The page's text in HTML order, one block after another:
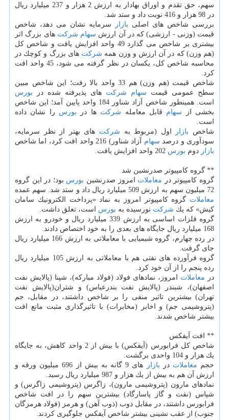
سهم، حق تقدم و اوراق بهادار به ارزش 2 هزار و 237 میلیارد ریال
در 98 هزار و 416 نوبت داد و ستد شد.
بررسی شاخص های اصلی بازار
سرمایه نشان می دهد، شاخص
قیمت (وزنی - ارزشی) كه در آن ارزش سهام شركت های بزرگ اثر
بیشتری بر شاخص می گذارد 49 واحد افزایش یافت و شاخص كل
(هم وزن) كه در آن ارزش و وزن همه شركت های بزرگ و كوچك در
محاسبه شاخص كل، یكسان در نظر گرفته می شود، 45 واحد افت
كرد.
شاخص قیمت (هم وزن) هم 33 واحد بالا رفت؛ این شاخص مبین
سطح عمومی قیمت سهام شركت های پذیرفته شده در بورس
است. همینطور شاخص آزاد شناور 184 واحد پایین آمد؛ این شاخص
بخشی از سهام قابل معامله شركت ها در بورس را نشان داده
است.
شاخص بازار اول (مربوط به شركت های بهتر از نظر سرمایه،
سودآوری و درصد سهام آزاد شناور) 216 واحد افت كرد، اما شاخص
بازار دوم بورس
** گروه كامپیوتر صدرنشین شد
گروه كامپیوتر در معاملات امروز صدرنشین بورس بود؛ در این گروه
72 میلیون سهم به ارزش 509 میلیارد ریال داد و ستد شد. سهم عمده
معاملات گروه كامپیوتر امروز به نماد «پرداخت الكترونیك سامان
كیش» كه یك شركت نورسیده به بورس است، تعلق داشت.
گروه فلزات اساسی به ارزش 339 میلیارد ریال و خودرو به ارزش
168 میلیارد ریال جایگاه های بعدی را به خود اختصاص دادند.
در رده چهارم، گروه شیمیایی با معاملاتی به ارزش 166 میلیارد ریال
جای گرفت.
گروه فرآورده های نفتی هم با معاملاتی به ارزش 105 میلیارد ریال
رده پنجم را از آن خود كرد.
در معاملات امروز، نمادهای فولاد (فولاد مباركه)، شپنا (پالایش نفت
اصفهان)، شبندر (پالایش نفت بندرعباس) و شتران(پالایش نفت
تهران) بیشترین تاثیر منفی را بر شاخص داشتند، در مقابل، جم
(پتروشیمی جم) و اخابر (مخابرات) با تاثیرگذاری مثبت مانع افت
بیشتر شاخص شدند.
** افت آیفكس
شاخص كل فرابورس (آیفكس) با بیش از 2 واحد كاهش، به جایگاه
یك هزار و 104 واحدی برگشت.
حجم معاملات در بازار
های 9 گانه به بیش از 696 میلیون ورقه و
ارزش آن هم به بیش از یك هزار و 987 میلیارد ریال رسید.
نمادهای مارون (پتروشیمی مارون)، زاگرس (پتروشیمی زاگرس) و
شپاس (نفت و گاز پاسارگاد) بیشترین سهم را در افت شاخص
فرابورس داشتند، در مقابل ذوب (ذوب آهن) و هرمز (فولاد هرمزگان
جنوب) از عقب نشینی بیشتر شاخص آیفكس جلوگیری كردند.